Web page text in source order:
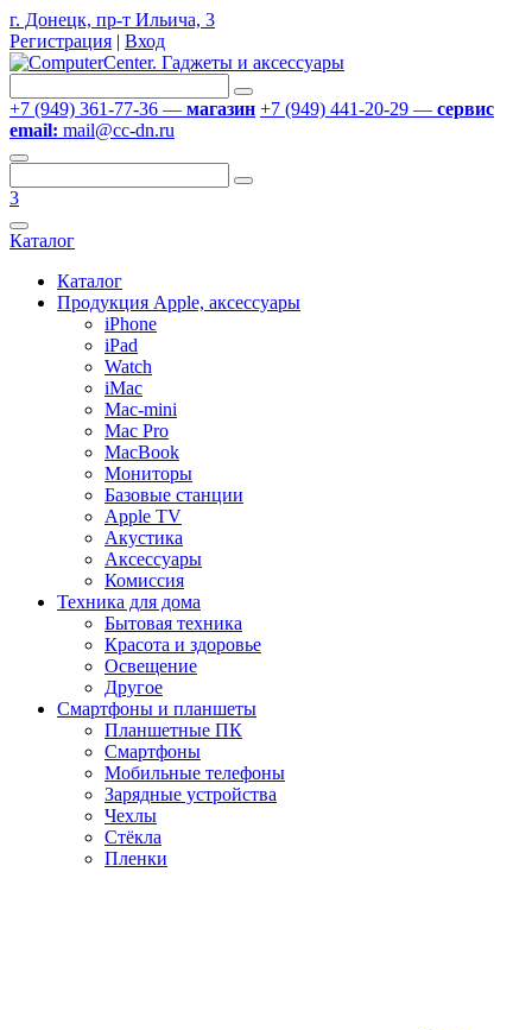
г. Донецк, пр-т Ильича, 3
Регистрация | Вход
+7 (949) 361-77-36 — магазин +7 (949) 441-20-29 — сервис
email: mail@cc-dn.ru
3
Каталог
Каталог
Продукция Apple, аксессуары
iPhone
iPad
Watch
iMac
Mac-mini
Mac Pro
MacBook
Мониторы
Базовые станции
Apple TV
Акустика
Аксессуары
Комиссия
Техника для дома
Бытовая техника
Красота и здоровье
Освещение
Другое
Смартфоны и планшеты
Планшетные ПК
Смартфоны
Мобильные телефоны
Зарядные устройства
Чехлы
Стёкла
Пленки